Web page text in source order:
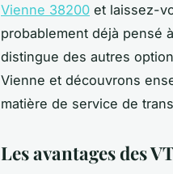
Vienne 38200 et laissez-
probablement déjà pensé
distingue des autres
Vienne et découvrons
matière de service de
Les avantages des